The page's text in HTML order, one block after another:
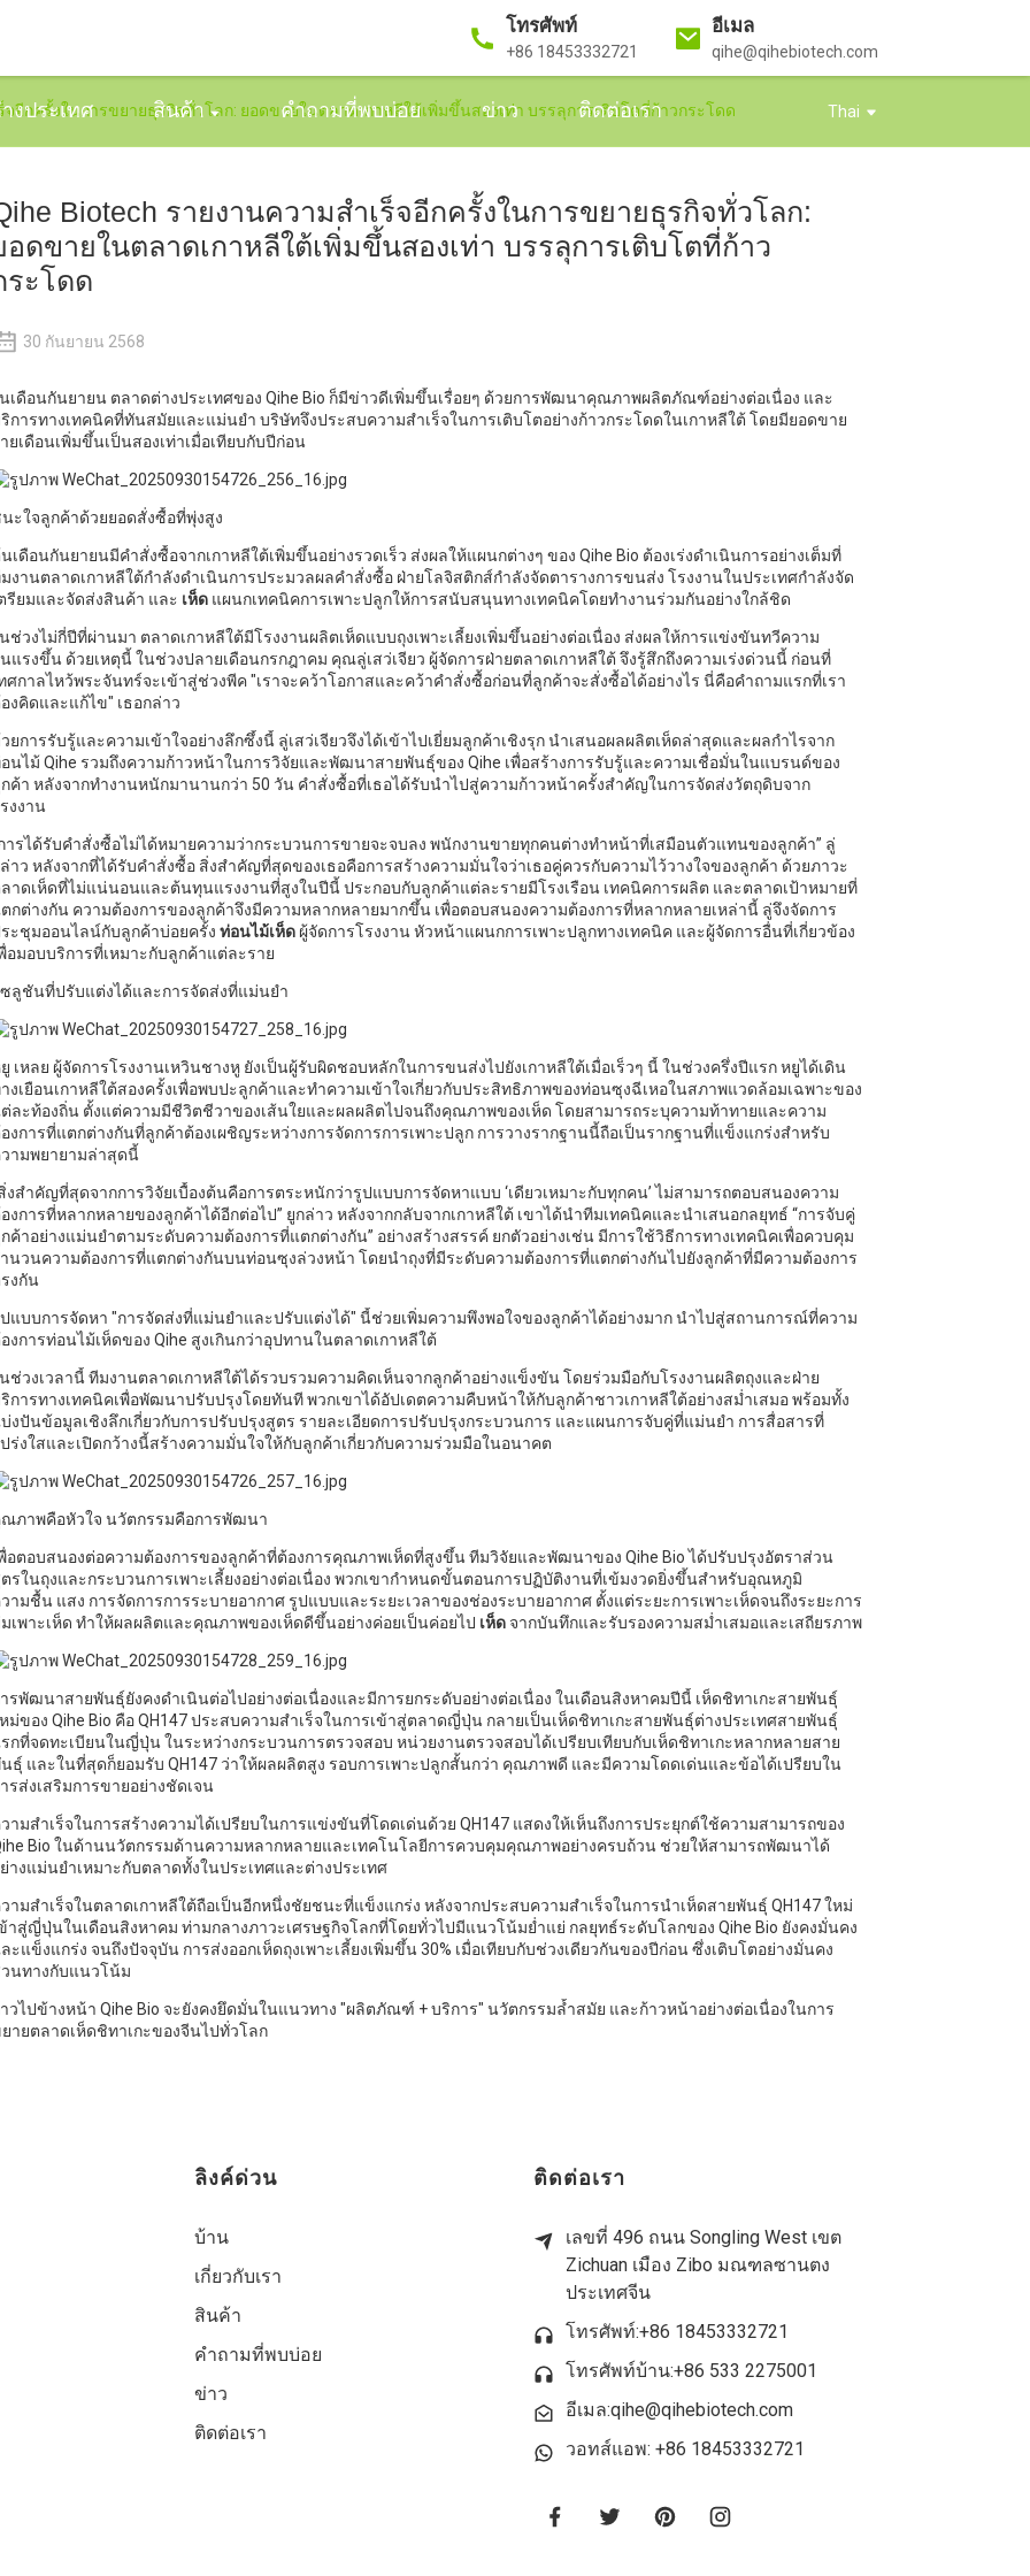
โทรศัพท์
+86 18453332721
อีเมล
qihe@qihebiotech.com
งประเทศ สินค้า คำถามที่พบบ่อย ข่าว ติดต่อเรา Thai
จอีกครั้งในการขยายธุรกิจทั่วโลก: ยอดขายในตลาดเกาหลีใต้เพิ่มขึ้นสองเท่า บรรลุการเติบโตที่ก้าวกระโดด
Biotech รายงานความสำเร็จอีกครั้งในการขยายธุรกิจทั่วโลก:
อดขายในตลาดเกาหลีใต้เพิ่มขึ้นสองเท่า บรรลุการเติบโตที่ก้าว
ระโดด
30 กันยายน 2568
เดือนกันยายน ตลาดต่างประเทศของ Qihe Bio ก็มีข่าวดีเพิ่มขึ้นเรื่อยๆ ด้วยการพัฒนาคุณภาพผลิตภัณฑ์อย่างต่อเนื่อง และ
การทางเทคนิคที่ทันสมัยและแม่นยำ บริษัทจึงประสบความสำเร็จในการเติบโตอย่างก้าวกระโดดในเกาหลีใต้ โดยมียอดขาย
ยเดือนเพิ่มขึ้นเป็นสองเท่าเมื่อเทียบกับปีก่อน
ะใจลูกค้าด้วยยอดสั่งซื้อที่พุ่งสูง
เดือนกันยายนมีคำสั่งซื้อจากเกาหลีใต้เพิ่มขึ้นอย่างรวดเร็ว ส่งผลให้แผนกต่างๆ ของ Qihe Bio ต้องเร่งดำเนินการอย่างเต็มที่
งานตลาดเกาหลีใต้กำลังดำเนินการประมวลผลคำสั่งซื้อ ฝ่ายโลจิสติกส์กำลังจัดตารางการขนส่ง โรงงานในประเทศกำลังจัด
รียมและจัดส่งสินค้า และ เห็ด แผนกเทคนิคการเพาะปลูกให้การสนับสนุนทางเทคนิคโดยทำงานร่วมกันอย่างใกล้ชิด
ช่วงไม่กี่ปีที่ผ่านมา ตลาดเกาหลีใต้มีโรงงานผลิตเห็ดแบบถุงเพาะเลี้ยงเพิ่มขึ้นอย่างต่อเนื่อง ส่งผลให้การแข่งขันทวีความ
แรงขึ้น ด้วยเหตุนี้ ในช่วงปลายเดือนกรกฎาคม คุณลู่เสว่เจียว ผู้จัดการฝ่ายตลาดเกาหลีใต้ จึงรู้สึกถึงความเร่งด่วนนี้ ก่อนที่
ศกาลไหว้พระจันทร์จะเข้าสู่ช่วงพีค "เราจะคว้าโอกาสและคว้าคำสั่งซื้อก่อนที่ลูกค้าจะสั่งซื้อได้อย่างไร นี่คือคำถามแรกที่เรา
งคิดและแก้ไข" เธอกล่าว
ยการรับรู้และความเข้าใจอย่างลึกซึ้งนี้ ลู่เสว่เจียวจึงได้เข้าไปเยี่ยมลูกค้าเชิงรุก นำเสนอผลผลิตเห็ดล่าสุดและผลกำไรจาก
นไม้ Qihe รวมถึงความก้าวหน้าในการวิจัยและพัฒนาสายพันธุ์ของ Qihe เพื่อสร้างการรับรู้และความเชื่อมั่นในแบรนด์ของ
ค้า หลังจากทำงานหนักมานานกว่า 50 วัน คำสั่งซื้อที่เธอได้รับนำไปสู่ความก้าวหน้าครั้งสำคัญในการจัดส่งวัตถุดิบจาก
งงาน
ารได้รับคำสั่งซื้อไม่ได้หมายความว่ากระบวนการขายจะจบลง พนักงานขายทุกคนต่างทำหน้าที่เสมือนตัวแทนของลูกค้า” ลู่
าว หลังจากที่ได้รับคำสั่งซื้อ สิ่งสำคัญที่สุดของเธอคือการสร้างความมั่นใจว่าเธอคู่ควรกับความไว้วางใจของลูกค้า ด้วยภาวะ
าดเห็ดที่ไม่แน่นอนและต้นทุนแรงงานที่สูงในปีนี้ ประกอบกับลูกค้าแต่ละรายมีโรงเรือน เทคนิคการผลิต และตลาดเป้าหมายที่
กต่างกัน ความต้องการของลูกค้าจึงมีความหลากหลายมากขึ้น เพื่อตอบสนองความต้องการที่หลากหลายเหล่านี้ ลู่จึงจัดการ
ะชุมออนไลน์กับลูกค้าบ่อยครั้ง ท่อนไม้เห็ด ผู้จัดการโรงงาน หัวหน้าแผนกการเพาะปลูกทางเทคนิค และผู้จัดการอื่นที่เกี่ยวข้อง
อมอบบริการที่เหมาะกับลูกค้าแต่ละราย
ลูชันที่ปรับแต่งได้และการจัดส่งที่แม่นยำ
เหลย ผู้จัดการโรงงานเหวินชางหู ยังเป็นผู้รับผิดชอบหลักในการขนส่งไปยังเกาหลีใต้เมื่อเร็วๆ นี้ ในช่วงครึ่งปีแรก หยูได้เดิน
งเยือนเกาหลีใต้สองครั้งเพื่อพบปะลูกค้าและทำความเข้าใจเกี่ยวกับประสิทธิภาพของท่อนซุงฉีเหอในสภาพแวดล้อมเฉพาะของ
ละท้องถิ่น ตั้งแต่ความมีชีวิตชีวาของเส้นใยและผลผลิตไปจนถึงคุณภาพของเห็ด โดยสามารถระบุความท้าทายและความ
งการที่แตกต่างกันที่ลูกค้าต้องเผชิญระหว่างการจัดการการเพาะปลูก การวางรากฐานนี้ถือเป็นรากฐานที่แข็งแกร่งสำหรับ
ามพยายามล่าสุดนี้
งสำคัญที่สุดจากการวิจัยเบื้องต้นคือการตระหนักว่ารูปแบบการจัดหาแบบ ‘เดียวเหมาะกับทุกคน’ ไม่สามารถตอบสนองความ
งการที่หลากหลายของลูกค้าได้อีกต่อไป” ยูกล่าว หลังจากกลับจากเกาหลีใต้ เขาได้นำทีมเทคนิคและนำเสนอกลยุทธ์ “การจับคู่
ค้าอย่างแม่นยำตามระดับความต้องการที่แตกต่างกัน” อย่างสร้างสรรค์ ยกตัวอย่างเช่น มีการใช้วิธีการทางเทคนิคเพื่อควบคุม
นวนความต้องการที่แตกต่างกันบนท่อนซุงล่วงหน้า โดยนำถุงที่มีระดับความต้องการที่แตกต่างกันไปยังลูกค้าที่มีความต้องการ
งกัน
แบบการจัดหา "การจัดส่งที่แม่นยำและปรับแต่งได้" นี้ช่วยเพิ่มความพึงพอใจของลูกค้าได้อย่างมาก นำไปสู่สถานการณ์ที่ความ
งการท่อนไม้เห็ดของ Qihe สูงเกินกว่าอุปทานในตลาดเกาหลีใต้
ช่วงเวลานี้ ทีมงานตลาดเกาหลีใต้ได้รวบรวมความคิดเห็นจากลูกค้าอย่างแข็งขัน โดยร่วมมือกับโรงงานผลิตถุงและฝ่าย
การทางเทคนิคเพื่อพัฒนาปรับปรุงโดยทันที พวกเขาได้อัปเดตความคืบหน้าให้กับลูกค้าชาวเกาหลีใต้อย่างสม่ำเสมอ พร้อมทั้ง
งปันข้อมูลเชิงลึกเกี่ยวกับการปรับปรุงสูตร รายละเอียดการปรับปรุงกระบวนการ และแผนการจับคู่ที่แม่นยำ การสื่อสารที่
ร่งใสและเปิดกว้างนี้สร้างความมั่นใจให้กับลูกค้าเกี่ยวกับความร่วมมือในอนาคต
ภาพคือหัวใจ นวัตกรรมคือการพัฒนา
อตอบสนองต่อความต้องการของลูกค้าที่ต้องการคุณภาพเห็ดที่สูงขึ้น ทีมวิจัยและพัฒนาของ Qihe Bio ได้ปรับปรุงอัตราส่วน
รในถุงและกระบวนการเพาะเลี้ยงอย่างต่อเนื่อง พวกเขากำหนดขั้นตอนการปฏิบัติงานที่เข้มงวดยิ่งขึ้นสำหรับอุณหภูมิ
ามชื้น แสง การจัดการการระบายอากาศ รูปแบบและระยะเวลาของช่องระบายอากาศ ตั้งแต่ระยะการเพาะเห็ดจนถึงระยะการ
เพาะเห็ด ทำให้ผลผลิตและคุณภาพของเห็ดดีขึ้นอย่างค่อยเป็นค่อยไป เห็ด จากบันทึกและรับรองความสม่ำเสมอและเสถียรภาพ
รพัฒนาสายพันธุ์ยังคงดำเนินต่อไปอย่างต่อเนื่องและมีการยกระดับอย่างต่อเนื่อง ในเดือนสิงหาคมปีนี้ เห็ดชิทาเกะสายพันธุ์
ม่ของ Qihe Bio คือ QH147 ประสบความสำเร็จในการเข้าสู่ตลาดญี่ปุ่น กลายเป็นเห็ดชิทาเกะสายพันธุ์ต่างประเทศสายพันธุ์
กที่จดทะเบียนในญี่ปุ่น ในระหว่างกระบวนการตรวจสอบ หน่วยงานตรวจสอบได้เปรียบเทียบกับเห็ดชิทาเกะหลากหลายสาย
ธุ์ และในที่สุดก็ยอมรับ QH147 ว่าให้ผลผลิตสูง รอบการเพาะปลูกสั้นกว่า คุณภาพดี และมีความโดดเด่นและข้อได้เปรียบใน
รส่งเสริมการขายอย่างชัดเจน
ามสำเร็จในการสร้างความได้เปรียบในการแข่งขันที่โดดเด่นด้วย QH147 แสดงให้เห็นถึงการประยุกต์ใช้ความสามารถของ
Bio ในด้านนวัตกรรมด้านความหลากหลายและเทคโนโลยีการควบคุมคุณภาพอย่างครบถ้วน ช่วยให้สามารถพัฒนาได้
างแม่นยำเหมาะกับตลาดทั้งในประเทศและต่างประเทศ
ามสำเร็จในตลาดเกาหลีใต้ถือเป็นอีกหนึ่งชัยชนะที่แข็งแกร่ง หลังจากประสบความสำเร็จในการนำเห็ดสายพันธุ์ QH147 ใหม่
าสู่ญี่ปุ่นในเดือนสิงหาคม ท่ามกลางภาวะเศรษฐกิจโลกที่โดยทั่วไปมีแนวโน้มย่ำแย่ กลยุทธ์ระดับโลกของ Qihe Bio ยังคงมั่นคง
ะแข็งแกร่ง จนถึงปัจจุบัน การส่งออกเห็ดถุงเพาะเลี้ยงเพิ่มขึ้น 30% เมื่อเทียบกับช่วงเดียวกันของปีก่อน ซึ่งเติบโตอย่างมั่นคง
นทางกับแนวโน้ม
วไปข้างหน้า Qihe Bio จะยังคงยึดมั่นในแนวทาง "ผลิตภัณฑ์ + บริการ" นวัตกรรมล้ำสมัย และก้าวหน้าอย่างต่อเนื่องในการ
ายตลาดเห็ดชิทาเกะของจีนไปทั่วโลก
ลิงค์ด่วน
บ้าน
เกี่ยวกับเรา
สินค้า
คำถามที่พบบ่อย
ข่าว
ติดต่อเรา
ติดต่อเรา
เลขที่ 496 ถนน Songling West เขต
Zichuan เมือง Zibo มณฑลซานตง
ประเทศจีน
โทรศัพท์:+86 18453332721
โทรศัพท์บ้าน:+86 533 2275001
อีเมล:qihe@qihebiotech.com
วอทส์แอพ: +86 18453332721